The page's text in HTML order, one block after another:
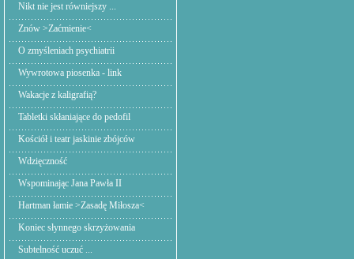
Nikt nie jest równiejszy ...
Znów >Zaćmienie<
O zmyśleniach psychiatrii
Wywrotowa piosenka - link
Wakacje z kaligrafią?
Tabletki skłaniające do pedofil
Kościół i teatr jaskinie zbójców
Wdzięczność
Wspominając Jana Pawła II
Hartman łamie >Zasadę Miłosza<
Koniec słynnego skrzyżowania
Subtelność uczuć ...